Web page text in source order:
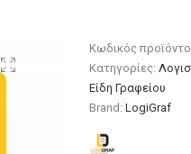
Κωδικός
Κατηγορίες:
Είδη Γραφείου
Brand:LogiGraf